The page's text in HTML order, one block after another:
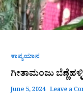
ಕಾವ್ಯಯಾನ
ಗೀತಾಮಂಜು
June 5, 2024 Leave a